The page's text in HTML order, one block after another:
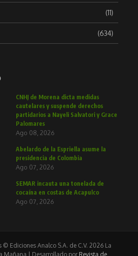
(11)
(634)
CNHJ de Morena dicta medidas
cautelares y suspende derechos
partidarios a Nayeli Salvatori y Grace
Palomares
Ago 08, 2026
Abelardo de la Espriella asume la
presidencia de Colombia
Ago 07, 2026
SEMAR incauta una tonelada de
cocaína en costas de Acapulco
Ago 07, 2026
© Ediciones Analco S.A. de C.V. 2026 La
Mañana | Desarrollado por Revista de